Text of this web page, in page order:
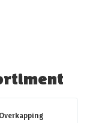
Overkapping